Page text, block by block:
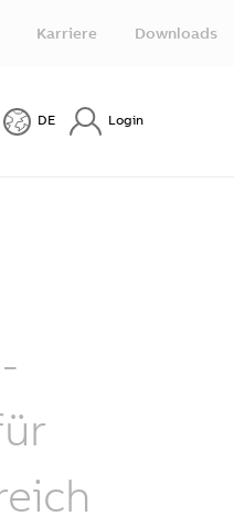
Karriere Downloads
DE Login